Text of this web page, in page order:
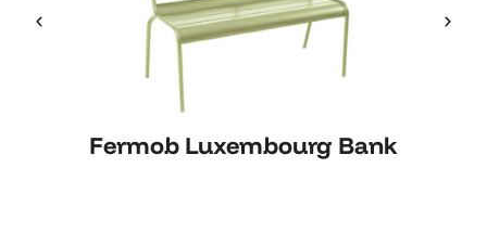
Fermob Luxembourg Bank
Fermob Luxembourg Bank